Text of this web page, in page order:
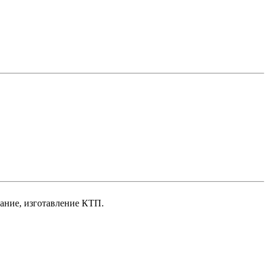
изготавление КТП.